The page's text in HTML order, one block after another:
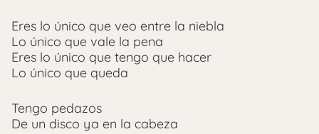
Eres lo único que veo entre la niebla
Lo único que vale la pena
Eres lo único que tengo que hacer
Lo único que queda
Tengo pedazos
De un disco ya en la cabeza